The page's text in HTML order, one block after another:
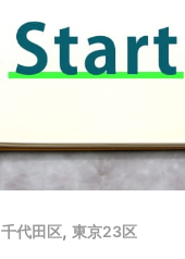
千代田区, 東京23区